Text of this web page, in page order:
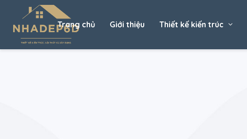
Trang chủ Giới thiệu Thiết kế kiến trúc